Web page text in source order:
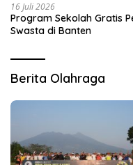
16 Juli 2026
Program Sekolah Gratis
Swasta di Banten
Berita Olahraga